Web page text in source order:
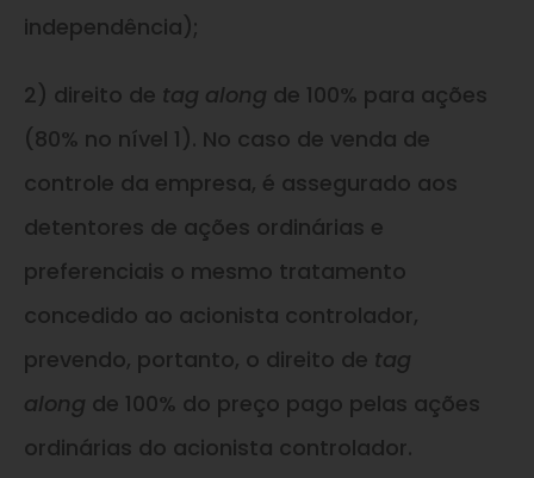
independência);
2) direito de tag along de 100% para ações
(80% no nível 1). No caso de venda de
controle da empresa, é assegurado aos
detentores de ações ordinárias e
preferenciais o mesmo tratamento
concedido ao acionista controlador,
prevendo, portanto, o direito de tag
along de 100% do preço pago pelas ações
ordinárias do acionista controlador.